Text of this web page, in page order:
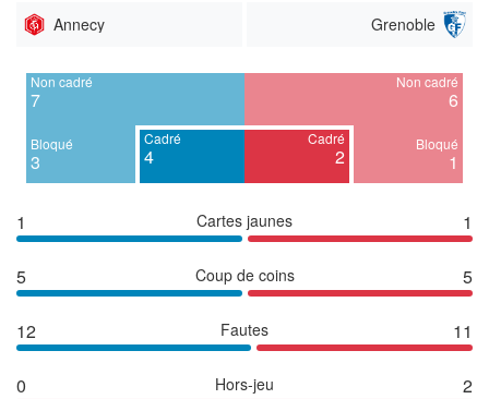
Annecy Grenoble
Non cadré
7
Bloqué
3
Cadré
4
Cadré
2
Non cadré
6
Bloqué
1
1 Cartes jaunes 1
5 Coup de coins 5
12 Fautes 11
0 Hors-jeu 2